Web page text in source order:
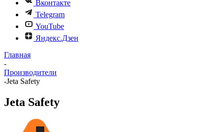
Вконтакте
Telegram
YouTube
Яндекс.Дзен
Главная
-
Производители
-Jeta Safety
Jeta Safety